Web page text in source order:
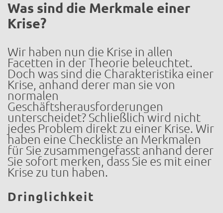
Was sind die Merkmale einer
Krise?
Wir haben nun die Krise in allen
Facetten in der Theorie beleuchtet.
Doch was sind die Charakteristika einer
Krise, anhand derer man sie von
normalen
Geschäftsherausforderungen
unterscheidet? Schließlich wird nicht
jedes Problem direkt zu einer Krise. Wir
haben eine Checkliste an Merkmalen
für Sie zusammengefasst anhand derer
Sie sofort merken, dass Sie es mit einer
Krise zu tun haben.
Dringlichkeit